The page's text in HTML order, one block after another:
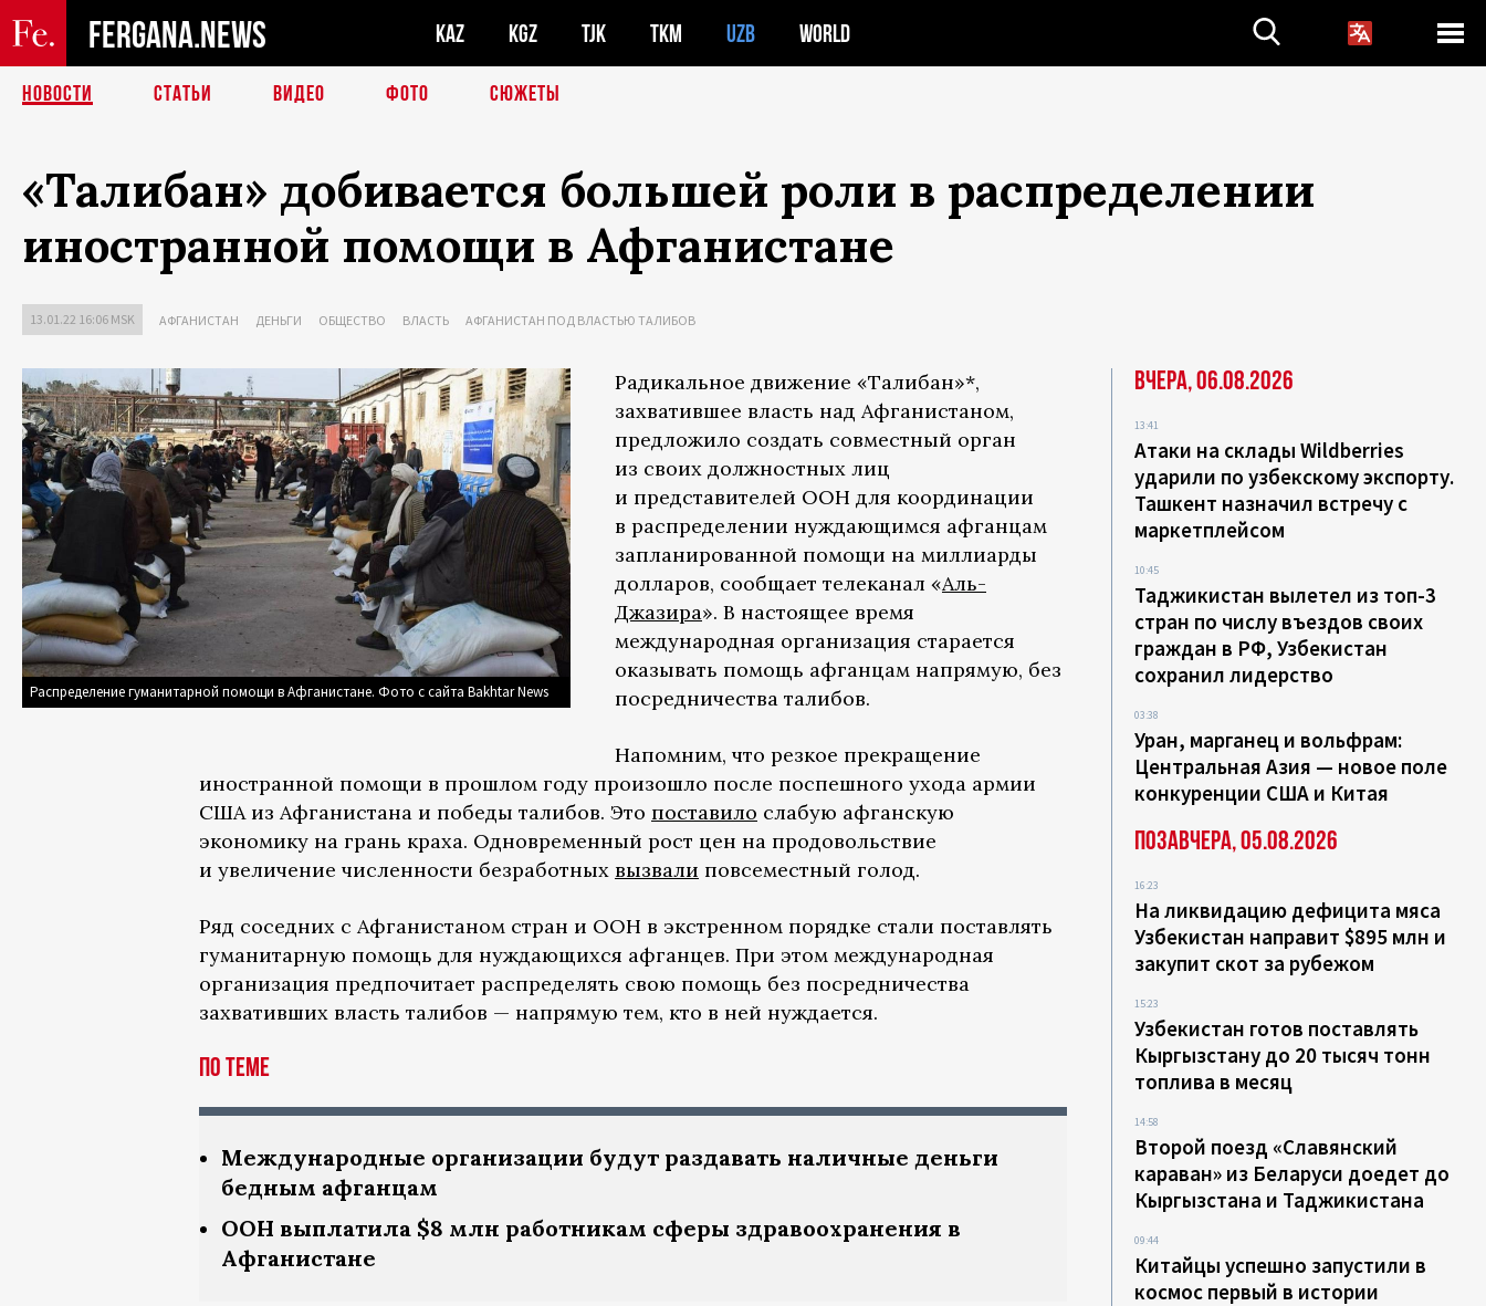
FERGANA.NEWS KAZ KGZ TJK TKM UZB WORLD
НОВОСТИ СТАТЬИ ВИДЕО ФОТО СЮЖЕТЫ
«Талибан» добивается большей роли в распределении
иностранной помощи в Афганистане
13.01.22 16:06 MSK АФГАНИСТАН ДЕНЬГИ ОБЩЕСТВО ВЛАСТЬ АФГАНИСТАН ПОД ВЛАСТЬЮ ТАЛИБОВ
Распределение гуманитарной помощи в Афганистане. Фото с сайта Bakhtar News
Радикальное движение «Талибан»*,
захватившее власть над Афганистаном,
предложило создать совместный орган
из своих должностных лиц
и представителей ООН для координации
в распределении нуждающимся афганцам
запланированной помощи на миллиарды
долларов, сообщает телеканал «Аль-
Джазира». В настоящее время
международная организация старается
оказывать помощь афганцам напрямую, без
посредничества талибов.
Напомним, что резкое прекращение
иностранной помощи в прошлом году произошло после поспешного ухода армии
США из Афганистана и победы талибов. Это поставило слабую афганскую
экономику на грань краха. Одновременный рост цен на продовольствие
и увеличение численности безработных вызвали повсеместный голод.
Ряд соседних с Афганистаном стран и ООН в экстренном порядке стали поставлять
гуманитарную помощь для нуждающихся афганцев. При этом международная
организация предпочитает распределять свою помощь без посредничества
захвативших власть талибов — напрямую тем, кто в ней нуждается.
По теме
Международные организации будут раздавать наличные деньги
бедным афганцам
ООН выплатила $8 млн работникам сферы здравоохранения в
Афганистане
Вчера, 06.08.2026
13:41
Атаки на склады Wildberries
ударили по узбекскому экспорту.
Ташкент назначил встречу с
маркетплейсом
10:45
Таджикистан вылетел из топ-3
стран по числу въездов своих
граждан в РФ, Узбекистан
сохранил лидерство
03:38
Уран, марганец и вольфрам:
Центральная Азия — новое поле
конкуренции США и Китая
Позавчера, 05.08.2026
16:23
На ликвидацию дефицита мяса
Узбекистан направит $895 млн и
закупит скот за рубежом
15:23
Узбекистан готов поставлять
Кыргызстану до 20 тысяч тонн
топлива в месяц
14:58
Второй поезд «Славянский
караван» из Беларуси доедет до
Кыргызстана и Таджикистана
09:44
Китайцы успешно запустили в
космос первый в истории